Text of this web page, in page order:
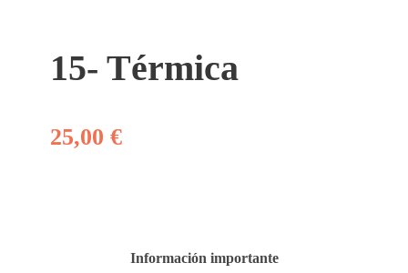
15- Térmica
25,00 €
Información importante